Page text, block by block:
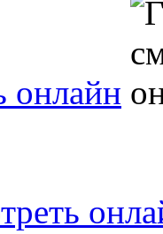
онлайн